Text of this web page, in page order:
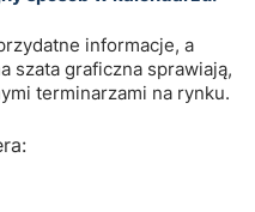
informacje, a
szata graficzna sprawiają,
terminarzami na rynku.